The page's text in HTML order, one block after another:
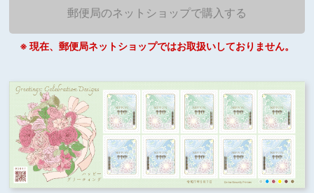
郵便局のネットショップで購入する
※ 現在、郵便局ネットショップではお取扱いしておりません。